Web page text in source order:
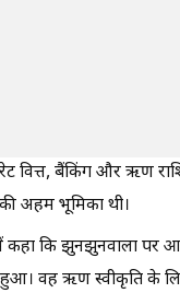
वित्त, बैंकिंग और ऋण
अहम भूमिका थी।
कहा कि झुनझुनवाला पर
हुआ। वह ऋण स्वीकृति के